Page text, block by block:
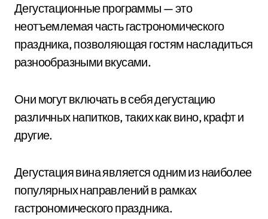
Дегустационные программы — это
неотъемлемая часть гастрономического
праздника, позволяющая гостям насладиться
разнообразными вкусами.
Они могут включать в себя дегустацию
различных напитков, таких как вино, крафт и
другие.
Дегустация вина является одним из наиболее
популярных направлений в рамках
гастрономического праздника.